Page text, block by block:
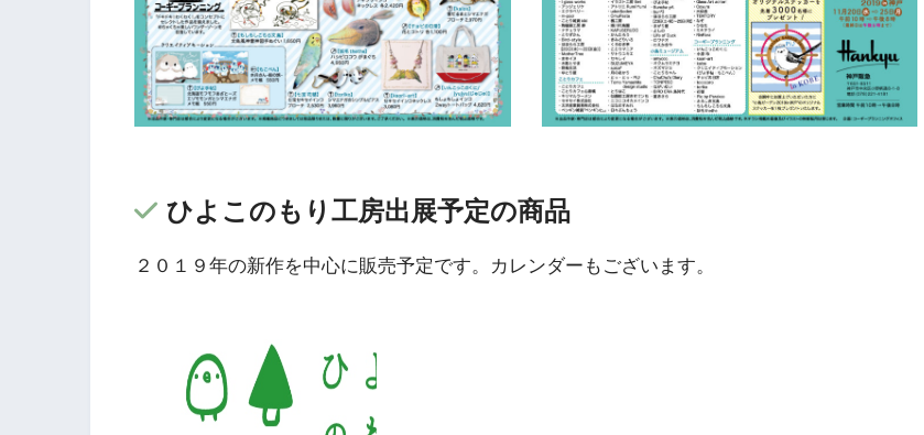
ひよこのもり工房出展予定の商品
２０１９年の新作を中心に販売予定です。カレンダーもございます。